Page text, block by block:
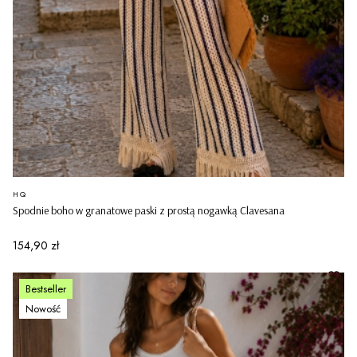
Spodnie boho w granatowe paski z prostą nogawką Clavesana
PRODUCENT
HQ
Cena
154,90 zł
Bestseller
Nowość